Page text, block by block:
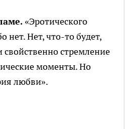
«Эротического
нет. Нет, что-то будет,
стремление
моменты. Но
любви».